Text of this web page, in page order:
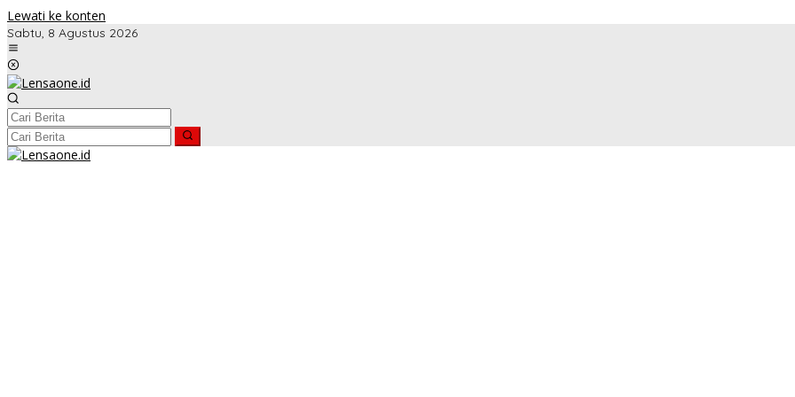
Lewati ke konten
Sabtu, 8 Agustus 2026